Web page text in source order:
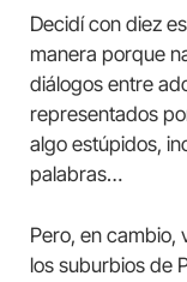
Decidí con diez
manera porque
diálogos entre
representados
algo estúpidos,
palabras…
Pero, en cambio,
los suburbios de